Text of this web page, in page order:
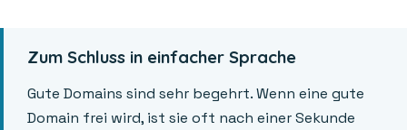
Zum Schluss in einfacher Sprache
Gute Domains sind sehr begehrt. Wenn eine gute
Domain frei wird, ist sie oft nach einer Sekunde